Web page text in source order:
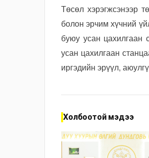
Төсөл хэрэгжсэнээр
болон эрчим хүчний
буюу усан цахилгаан
усан цахилгаан
иргэдийн эрүүл,
Холбоотой мэдээ